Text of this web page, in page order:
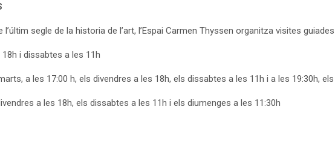
segle de la historia de l’art, l’Espai Carmen Thyssen organitza visites
i dissabtes a les 11h
a les 17:00 h, els divendres a les 18h, els dissabtes a les 11h i a les 19:30h,
a les 18h, els dissabtes a les 11h i els diumenges a les 11:30h